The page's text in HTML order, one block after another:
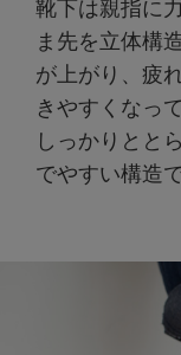
靴下は親指に
ま先を立体構
が上がり、疲
きやすくなっ
しっかりとと
でやすい構造で